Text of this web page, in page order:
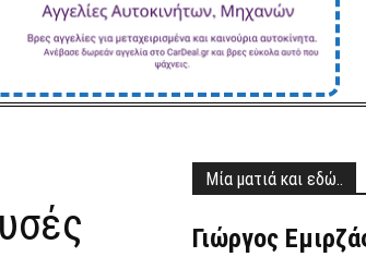
Μία ματιά και εδώ..
Γιώργος